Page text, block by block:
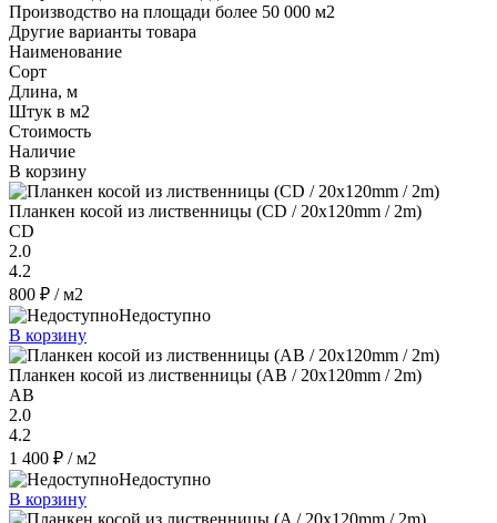
Производство на площади более 50 000 м2
Другие варианты товара
Наименование
Сорт
Длина, м
Штук в м2
Стоимость
Наличие
В корзину
Планкен косой из лиственницы (CD / 20x120mm / 2m)
CD
2.0
4.2
800 ₽ / м2
Недоступно
В корзину
Планкен косой из лиственницы (AB / 20x120mm / 2m)
AB
2.0
4.2
1 400 ₽ / м2
Недоступно
В корзину